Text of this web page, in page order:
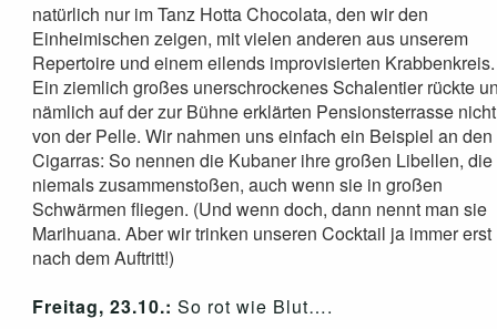
natürlich nur im Tanz Hotta Chocolata, den wir den
Einheimischen zeigen, mit vielen anderen aus unserem
Repertoire und einem eilends improvisierten Krabbenkreis.
Ein ziemlich großes unerschrockenes Schalentier rückte
nämlich auf der zur Bühne erklärten Pensionsterrasse nicht
von der Pelle. Wir nahmen uns einfach ein Beispiel an den
Cigarras: So nennen die Kubaner ihre großen Libellen, die
niemals zusammenstoßen, auch wenn sie in großen
Schwärmen fliegen. (Und wenn doch, dann nennt man sie
Marihuana. Aber wir trinken unseren Cocktail ja immer erst
nach dem Auftritt!)
Freitag, 23.10.: So rot wie Blut….